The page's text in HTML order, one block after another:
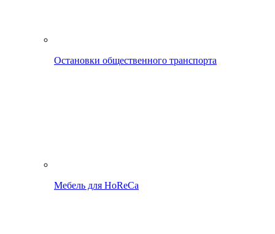
Остановки общественного транспорта
Мебель для HoReCa